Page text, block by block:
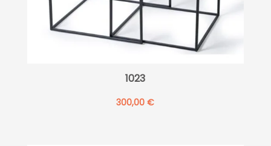
1023
300,00€